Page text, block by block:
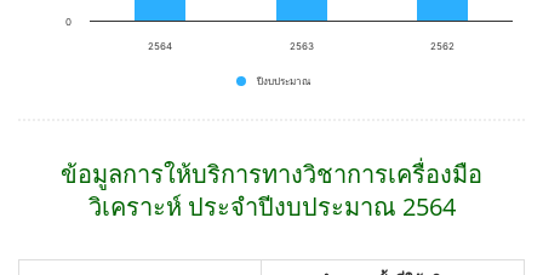
ปีงบประมาณ
2564 2563 2562
0
ข้อมูลการให้บริการทางวิชาการเครื่องมือ
วิเคราะห์ ประจำปีงบประมาณ 2564